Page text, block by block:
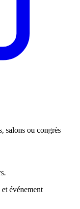
salons ou congrès
événement